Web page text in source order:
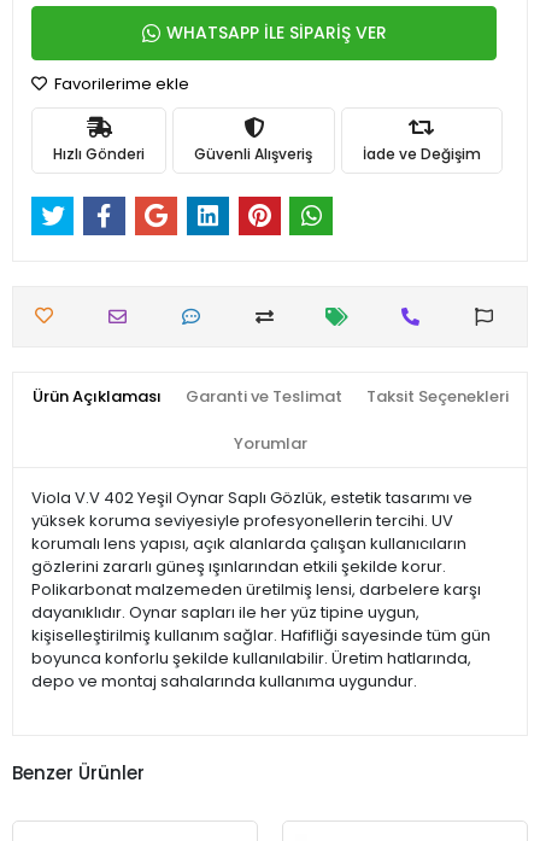
WHATSAPP İLE SİPARİŞ VER
Favorilerime ekle
Hızlı Gönderi Güvenli Alışveriş İade ve Değişim
Ürün Açıklaması Garanti ve Teslimat Taksit Seçenekleri
Yorumlar
Viola V.V 402 Yeşil Oynar Saplı Gözlük, estetik tasarımı ve
yüksek koruma seviyesiyle profesyonellerin tercihi. UV
korumalı lens yapısı, açık alanlarda çalışan kullanıcıların
gözlerini zararlı güneş ışınlarından etkili şekilde korur.
Polikarbonat malzemeden üretilmiş lensi, darbelere karşı
dayanıklıdır. Oynar sapları ile her yüz tipine uygun,
kişiselleştirilmiş kullanım sağlar. Hafifliği sayesinde tüm gün
boyunca konforlu şekilde kullanılabilir. Üretim hatlarında,
depo ve montaj sahalarında kullanıma uygundur.
Benzer Ürünler